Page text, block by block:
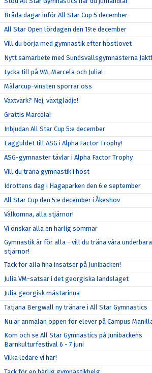
Bråda dagar inför All Star Cup 5 december
All Star Open lördagen den 19:e december
Vill du börja med gymnastik efter höstlovet
Nytt samarbete med Sundsvallsgymnasterna
Lycka till på VM, Marcela och Julia!
Mälarcup-vinsten sporrar oss
Växtvärk? Nej, växtglädje!
Grattis Marcela!
Inbjudan All Star Cup 5:e december
Lagguldet till ASG i Alpha Factor Trophy!
ASG-gymnaster tävlar i Alpha Factor Trophy
Vill du träna gymnastik i höst
Idrottens dag i Hagaparken den 6:e september
All Star Cup den 5:e december i Åkeshov
Välkomna, alla stjärnor!
Vi önskar alla en härlig sommar
Gymnastik är för alla - vill du träna våra underbara
stjärnor!
Tack för alla fina insatser på Junibacken!
Julia VM-satsar i det georgiska landslaget
Julia georgisk mästarinna
Tatjana Bergwall ny tränare i All Star Gymnastics
Nu är anmälan öppen för elever på Campus
Kom och se All Star Gymnastics på Junibackens
Barnkulturfestival 6 - 7 juni
Vilka ledare vi har!